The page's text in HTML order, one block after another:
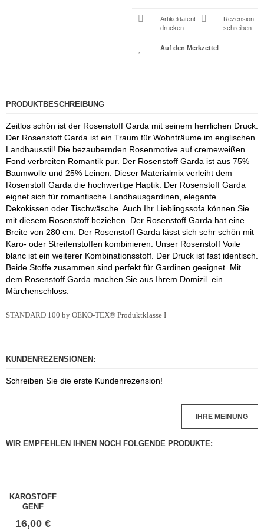
Artikeldatenblatt
drucken
Rezension
schreiben
PRODUKTBESCHREIBUNG
Zeitlos schön ist der Rosenstoff Garda mit seinem herrlichen Druck.
Der Rosenstoff Garda ist ein Traum für Wohnträume im englischen
Landhausstil! Die bezaubernden Rosenmotive auf cremeweißen
Fond verbreiten Romantik pur. Der Rosenstoff Garda ist aus 75%
Baumwolle und 25% Leinen. Dieser Materialmix verleiht dem
Rosenstoff Garda die hochwertige Haptik. Der Rosenstoff Garda
eignet sich für romantische Landhausgardinen, elegante
Dekokissen oder Tischwäsche. Auch Ihr Lieblingssofa können Sie
mit diesem Rosenstoff beziehen. Der Rosenstoff Garda hat eine
Breite von 280 cm. Der Rosenstoff Garda lässt sich sehr schön mit
Karo- oder Streifenstoffen kombinieren. Unser Rosenstoff Voile
blanc ist ein weiterer Kombinationsstoff. Der Druck ist fast identisch.
Beide Stoffe zusammen sind perfekt für Gardinen geeignet. Mit
dem Rosenstoff Garda machen Sie aus Ihrem Domizil ein
Märchenschloss.
STANDARD 100 by OEKO-TEX® Produktklasse I
KUNDENREZENSIONEN:
Schreiben Sie die erste Kundenrezension!
IHRE MEINUNG
WIR EMPFEHLEN IHNEN NOCH FOLGENDE PRODUKTE:
KAROSTOFF
GENF
16,00 €